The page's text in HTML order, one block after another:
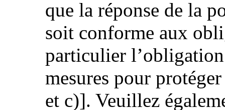
que la réponse de la
soit conforme aux
particulier
mesures pour
et c)]. Veuillez